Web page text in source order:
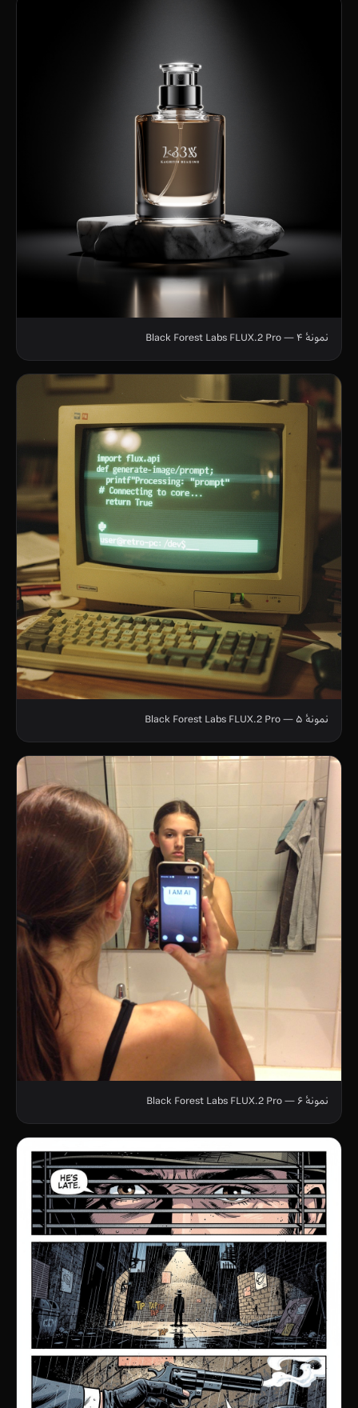
نمونهٔ ۴ — Black Forest Labs FLUX.2 Pro
نمونهٔ ۵ — Black Forest Labs FLUX.2 Pro
نمونهٔ ۶ — Black Forest Labs FLUX.2 Pro